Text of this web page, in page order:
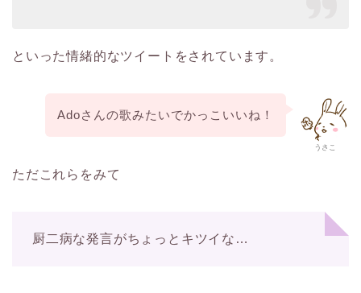
といった情緒的なツイートをされています。
うさこ
Adoさんの歌みたいでかっこいいね！
ただこれらをみて
厨二病な発言がちょっとキツイな…